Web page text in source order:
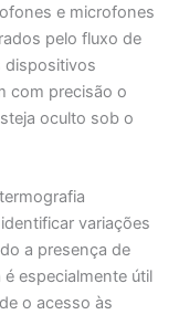
e microfones
pelo fluxo de
dispositivos
com precisão o
oculto sob o
variações
a presença de
especialmente útil
o acesso às